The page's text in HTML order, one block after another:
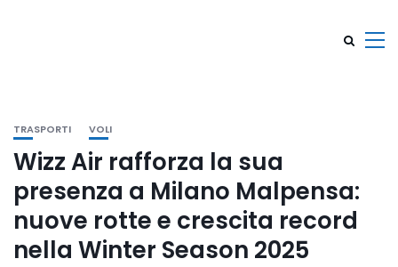
TRASPORTI VOLI
Wizz Air rafforza la sua
presenza a Milano Malpensa:
nuove rotte e crescita record
nella Winter Season 2025